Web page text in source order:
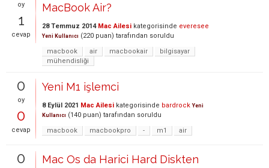
oy
1
cevap
MacBook Air?
28 Temmuz 2014 Mac Ailesi kategorisinde everesee
Yeni Kullanıcı (220 puan) tarafından soruldu
macbook
air macbookair
bilgisayar
mühendisliği
0
oy
0
cevap
Yeni M1 işlemci
8 Eylül 2021 Mac Ailesi kategorisinde bardrock Yeni
Kullanıcı (140 puan) tarafından soruldu
macbook
macbookpro - m1 air
0
Mac Os da Harici Hard Diskten